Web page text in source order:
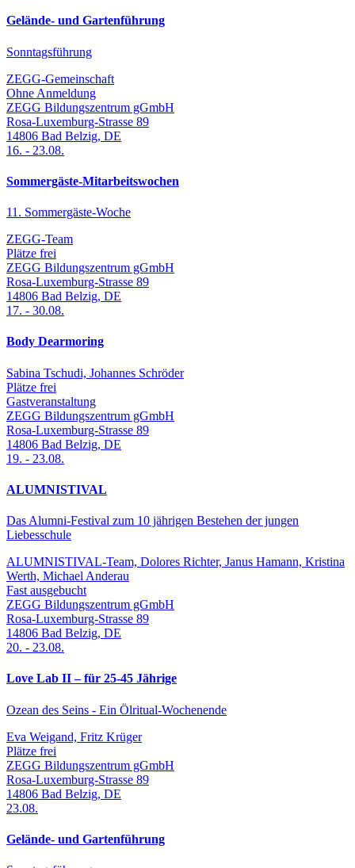
Gelände- und Gartenführung
Sonntagsführung
ZEGG-Gemeinschaft
Ohne Anmeldung
ZEGG Bildungszentrum gGmbH
Rosa-Luxemburg-Strasse 89
14806 Bad Belzig, DE
16. - 23.08.
Sommergäste-Mitarbeitswochen
11. Sommergäste-Woche
ZEGG-Team
Plätze frei
ZEGG Bildungszentrum gGmbH
Rosa-Luxemburg-Strasse 89
14806 Bad Belzig, DE
17. - 30.08.
Body Dearmoring
Sabina Tschudi, Johannes Schröder
Plätze frei
Gastveranstaltung
ZEGG Bildungszentrum gGmbH
Rosa-Luxemburg-Strasse 89
14806 Bad Belzig, DE
19. - 23.08.
ALUMNISTIVAL
Das Alumni-Festival zum 10 jährigen Bestehen der jungen
Liebesschule
ALUMNISTIVAL-Team, Dolores Richter, Janus Hamann, Kristina
Werth, Michael Anderau
Fast ausgebucht
ZEGG Bildungszentrum gGmbH
Rosa-Luxemburg-Strasse 89
14806 Bad Belzig, DE
20. - 23.08.
Love Lab II – für 25-45 Jährige
Ozean des Seins - Ein Ölritual-Wochenende
Eva Weigand, Fritz Krüger
Plätze frei
ZEGG Bildungszentrum gGmbH
Rosa-Luxemburg-Strasse 89
14806 Bad Belzig, DE
23.08.
Gelände- und Gartenführung